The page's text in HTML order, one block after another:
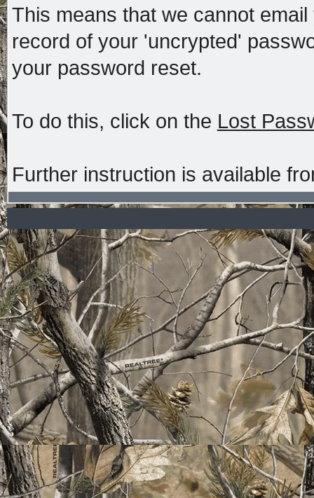
This means that we cannot
record of your 'uncrypted'
your password reset.
To do this, click on the Lost
Further instruction is available